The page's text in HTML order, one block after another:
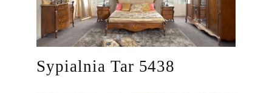
Sypialnia Tar 5438